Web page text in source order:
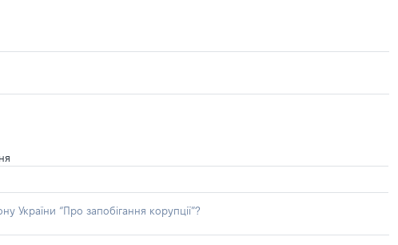
України “Про запобігання корупції”?